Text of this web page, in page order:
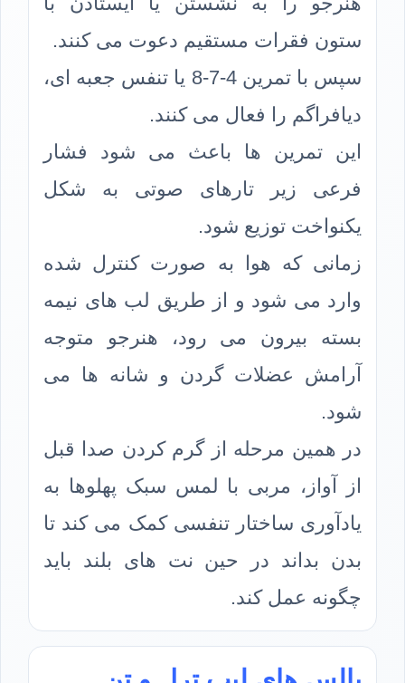
ستون فقرات مستقیم دعوت می کنند.
سپس با تمرین 4-7-8 یا تنفس جعبه ای،
دیافراگم را فعال می کنند.
این تمرین ها باعث می شود فشار
فرعی زیر تارهای صوتی به شکل
یکنواخت توزیع شود.
زمانی که هوا به صورت کنترل شده
وارد می شود و از طریق لب های نیمه
بسته بیرون می رود، هنرجو متوجه
آرامش عضلات گردن و شانه ها می
شود.
در همین مرحله از گرم کردن صدا قبل
از آواز، مربی با لمس سبک پهلوها به
یادآوری ساختار تنفسی کمک می کند تا
بدن بداند در حین نت های بلند باید
چگونه عمل کند.